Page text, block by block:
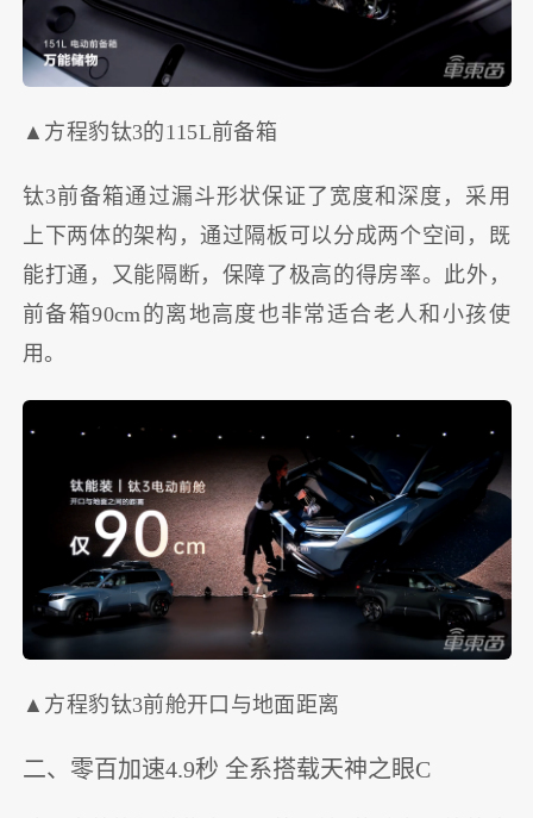
▲方程豹钛3的115L前备箱
钛3前备箱通过漏斗形状保证了宽度和深度，采用
上下两体的架构，通过隔板可以分成两个空间，既
能打通，又能隔断，保障了极高的得房率。此外，
前备箱90cm的离地高度也非常适合老人和小孩使
用。
▲方程豹钛3前舱开口与地面距离
二、零百加速4.9秒 全系搭载天神之眼C